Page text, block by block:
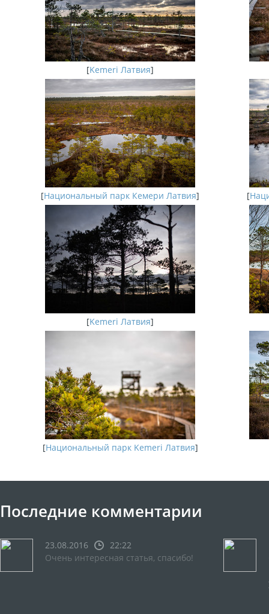
[Kemeri Латвия]
[Национальный парк Кемери Латвия] [
[Kemeri Латвия]
[Национальный парк Kemeri Латвия]
Последние комментарии
23.08.2016
22:22
Очень интересная статья, спасибо!